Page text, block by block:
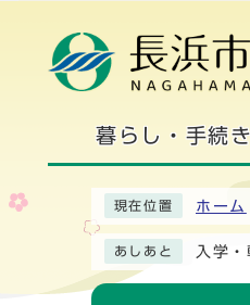
暮らし・手続き
現在位置 ホーム
あしあと 入学